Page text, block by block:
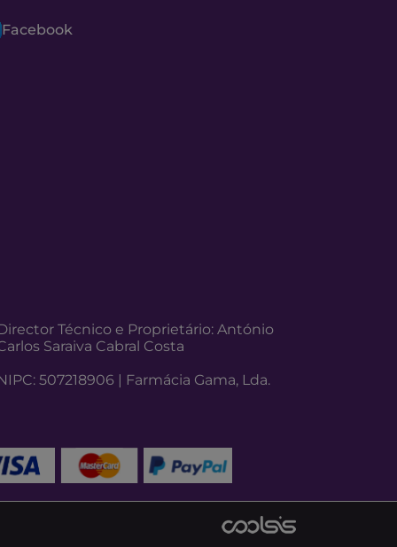
Facebook
Técnico e Proprietário: António
Saraiva Cabral Costa
507218906 | Farmácia Gama, Lda.